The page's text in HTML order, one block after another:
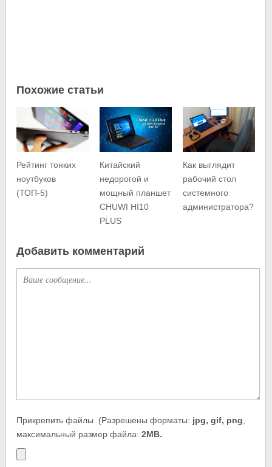
Похожие статьи
Рейтинг тонких
ноутбуков
(ТОП-5)
Китайский
недорогой и
мощный планшет
CHUWI HI10
PLUS
Как выглядит
рабочий стол
системного
администратора?
Добавить комментарий
Прикрепить файлы (Разрешены форматы: jpg, gif, png
максимальный размер файла:2MB.